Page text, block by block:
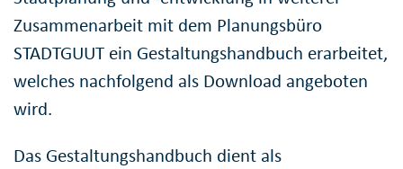
Zusammenarbeit mit dem Planungsbüro
STADTGUUT ein Gestaltungshandbuch erarbeitet,
welches nachfolgend als Download angeboten
wird.
Das Gestaltungshandbuch dient als